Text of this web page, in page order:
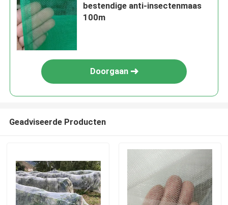
bestendige anti-insectenmaas
100m
Doorgaan
Geadviseerde Producten